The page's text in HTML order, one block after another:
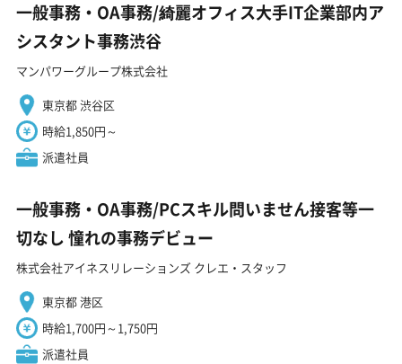
一般事務・OA事務/綺麗オフィス大手IT企業部内ア
シスタント事務渋谷
マンパワーグループ株式会社
東京都 渋谷区
時給1,850円～
派遣社員
一般事務・OA事務/PCスキル問いません接客等一
切なし 憧れの事務デビュー
株式会社アイネスリレーションズ クレエ・スタッフ
東京都 港区
時給1,700円～1,750円
派遣社員